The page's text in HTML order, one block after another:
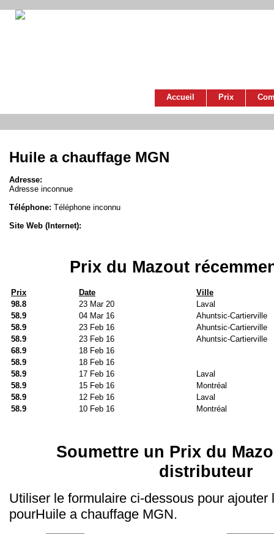
Accueil Prix
Huile a chauffage MGN
Adresse:
Adresse inconnue
Téléphone: Téléphone inconnu
Site Web (Internet):
Prix du Mazout
Prix Date
Ville
98.8
23 Mar 20
Laval
58.9
04 Mar 16
Ahuntsic-Cartierville
58.9
23 Feb 16
Ahuntsic-Cartierville
58.9
23 Feb 16
Ahuntsic-Cartierville
68.9
18 Feb 16
58.9
18 Feb 16
58.9
17 Feb 16
Laval
58.9
15 Feb 16
Montréal
58.9
12 Feb 16
Laval
58.9
10 Feb 16 Montréal
Soumettre un Prix du
distributeur
Utiliser le formulaire ci-dessous pour ajouter
pourHuile a chauffage MGN.